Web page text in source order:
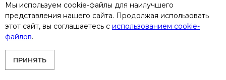
3990488 Трехместный диван-реклайнер
Ashley Furniture Stoneland
Мы используем cookie-файлы для наилучшего
представления нашего сайта. Продолжая использовать
этот сайт, вы соглашаетесь с использованием cookie-
файлов.
ПРИНЯТЬ